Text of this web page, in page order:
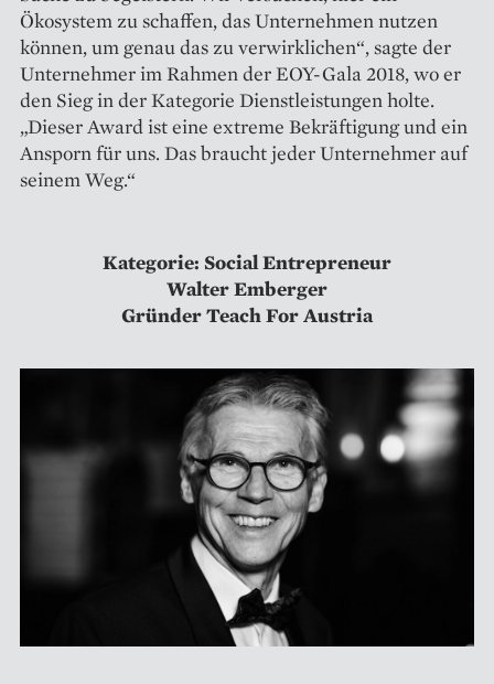
Ökosystem zu schaffen, das Unternehmen nutzen
können, um genau das zu verwirklichen“, sagte der
Unternehmer im Rahmen der EOY-Gala 2018, wo er
den Sieg in der Kategorie Dienstleistungen holte.
„Dieser Award ist eine extreme Bekräftigung und ein
Ansporn für uns. Das braucht jeder Unternehmer auf
seinem Weg.“
Kategorie: Social Entrepreneur
Walter Emberger
Gründer Teach For Austria